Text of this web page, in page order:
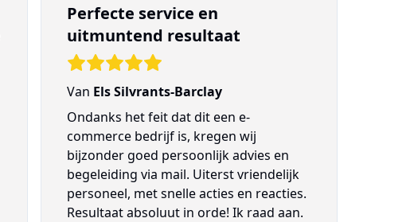
Perfecte service en
uitmuntend resultaat
Van Els Silvrants-Barclay
Ondanks het feit dat dit een e-
commerce bedrijf is, kregen wij
bijzonder goed persoonlijk advies en
begeleiding via mail. Uiterst vriendelijk
personeel, met snelle acties en reacties.
Resultaat absoluut in orde! Ik raad aan.